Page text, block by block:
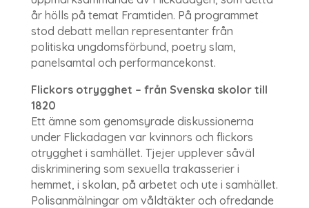
år hölls på temat Framtiden. På programmet
stod debatt mellan representanter från
politiska ungdomsförbund, poetry slam,
panelsamtal och performancekonst.
Flickors otrygghet – från Svenska skolor till
1820
Ett ämne som genomsyrade diskussionerna
under Flickadagen var kvinnors och flickors
otrygghet i samhället. Tjejer upplever såväl
diskriminering som sexuella trakasserier i
hemmet, i skolan, på arbetet och ute i samhället.
Polisanmälningar om våldtäkter och ofredande